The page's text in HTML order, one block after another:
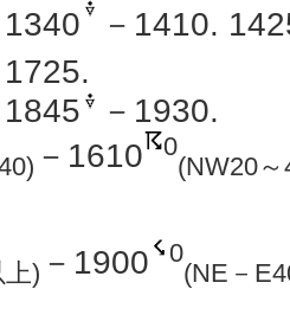
－1410.
1725.
－1930.
－1610 0
(NW20～
) －1900 0
(NE－